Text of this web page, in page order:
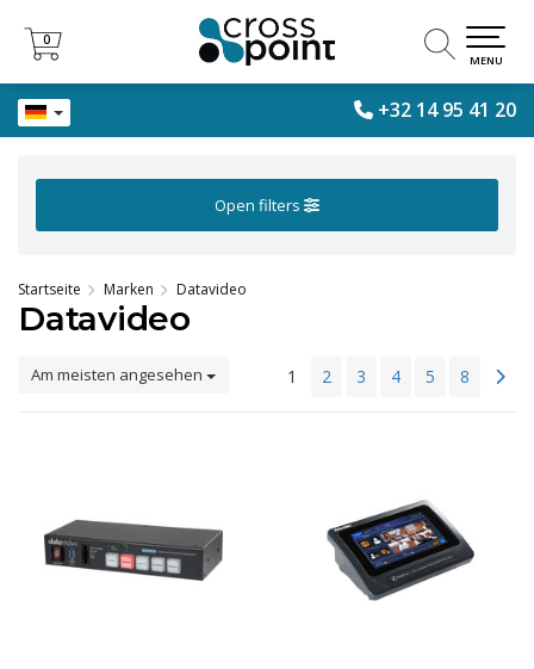
+32 14 95 41 20
0
0
MENU
Open filters
Startseite Marken Datavideo
Datavideo
Am meisten angesehen 1 2 3 4 5 8